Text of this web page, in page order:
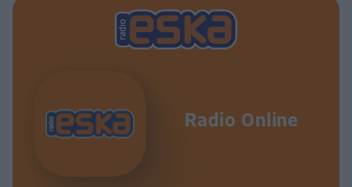
Radio Online